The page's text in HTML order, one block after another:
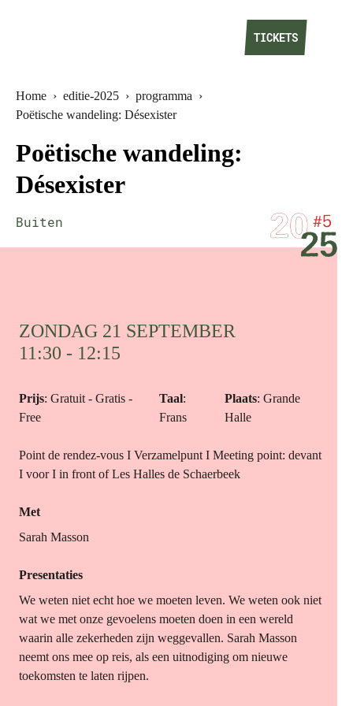
TICKETS
Home › editie-2025 › programma ›
Poëtische wandeling: Désexister
Poëtische wandeling:
Désexister
Buiten
ZONDAG 21 SEPTEMBER
11:30 - 12:15
Prijs: Gratuit - Gratis -
Free
Taal:
Frans
Plaats: Grande
Halle
Point de rendez-vous I Verzamelpunt I Meeting point: devant
I voor I in front of Les Halles de Schaerbeek
Met
Sarah Masson
Presentaties
We weten niet echt hoe we moeten leven. We weten ook niet
wat we met onze gevoelens moeten doen in een wereld
waarin alle zekerheden zijn weggevallen. Sarah Masson
neemt ons mee op reis, als een uitnodiging om nieuwe
toekomsten te laten rijpen.